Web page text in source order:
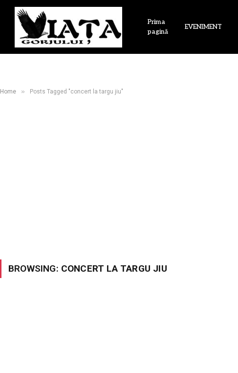
Prima
pagină
EVENIMENT
Home » Posts Tagged "concert la targu jiu"
BROWSING: CONCERT LA TARGU JIU